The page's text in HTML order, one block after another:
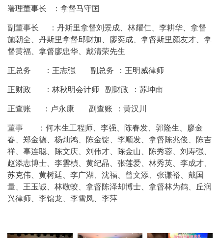
署理董事长 ：拿督马守国
副董事长 ：丹斯里拿督刘景成、林耀仁、李耕华、拿督
施朝全、丹斯里拿督邱财加、廖奕成、拿督斯里颜友才、拿
督黄福、拿督廖忠华、戴清荣先生
正总务 ：王志强 副总务 ：王明威律师
正财政 ：林秋明会计师 副财政 ：苏坤南
正查账 ：卢永康 副查账 ：黄汉川
董事 ：何木生工程师、李强、陈春发、郭隆生、廖金
春、郑金德、杨灿鸿、陈金锭、李顺发、拿督陈兆俊、陈吉
祥、辜连聪、陈文庆、刘伟才、陈金山、陈秀蓉、刘寿强、
赵添志博士、李雲楨、黄纪晶、张莲爱、林秀英、李成才、
苏克伟、黄树廷、李广湖、沈福、曾文添、张谦裕、戴国
量、王玉诚、林敬蛟、拿督陈泽却博士、拿督林为鹤、丘润
兴律师、李锦龙、李雪凤、李萍